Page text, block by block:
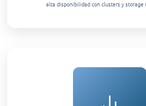
alta disponibilidad con clusters y storage